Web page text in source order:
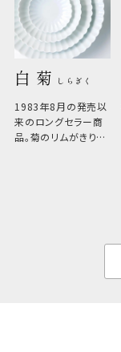
白 菊 しらぎく
1983年8月の発売以
来のロングセラー商
品。菊のリムがきりっ